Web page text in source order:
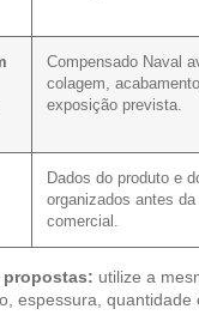
Compensado Naval
colagem,
exposição prevista.
Dados do produto e
organizados antes
comercial.
propostas: utilize a
espessura, quantidade